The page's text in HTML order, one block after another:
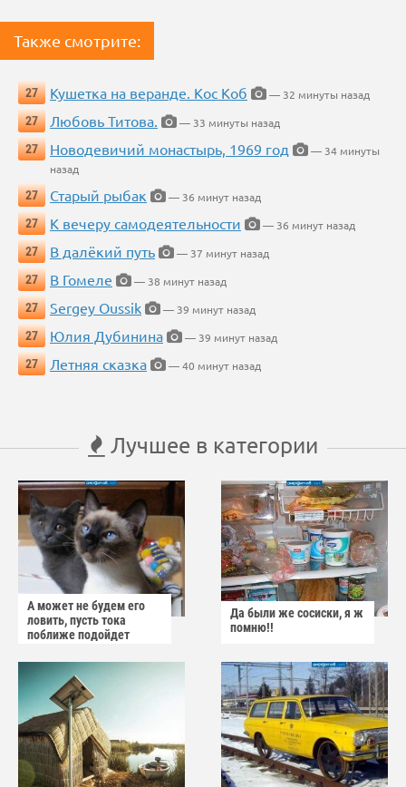
Также смотрите:
27 Кушетка на веранде. Кос Коб
— 32 минуты назад
27
Любовь Титова.
— 33 минуты назад
27
Новодевичий монастырь, 1969 год
— 34 минуты
назад
27
Старый рыбак
— 36 минут назад
27
К вечеру самодеятельности
— 36 минут назад
27
В далёкий путь
— 37 минут назад
27
В Гомеле
— 38 минут назад
27
Sergey Oussik
— 39 минут назад
27
Юлия Дубинина
— 39 минут назад
27
Летняя сказка — 40 минут назад
Лучшее в категории
А может не будем его
ловить, пусть тока
поближе подойдет
Да были же сосиски, я ж
помню!!